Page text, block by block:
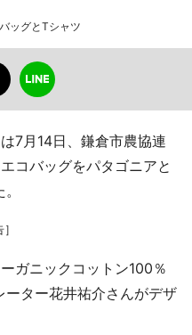
ッグとTシャツ
7月14日、鎌倉市農協連
コバッグをパタゴニアと
ガニックコットン100％
ーター花井祐介さんがデザ